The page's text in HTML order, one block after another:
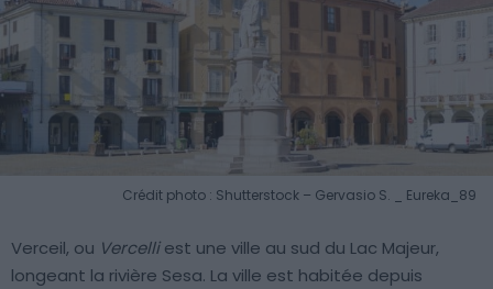
Crédit photo : Shutterstock – Gervasio S. _ Eureka_89
Verceil, ou Vercelliest une ville au sud du Lac Majeur,
longeant la rivière Sesa. La ville est habitée depuis